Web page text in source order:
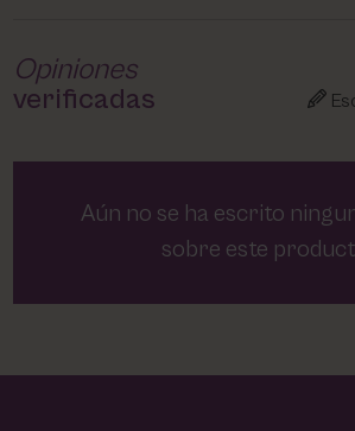
Opiniones
verificadas
Aún no se ha escrito
sobre este